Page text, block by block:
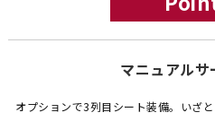
マニュアルサ
オプションで3列目シート装備。いざ